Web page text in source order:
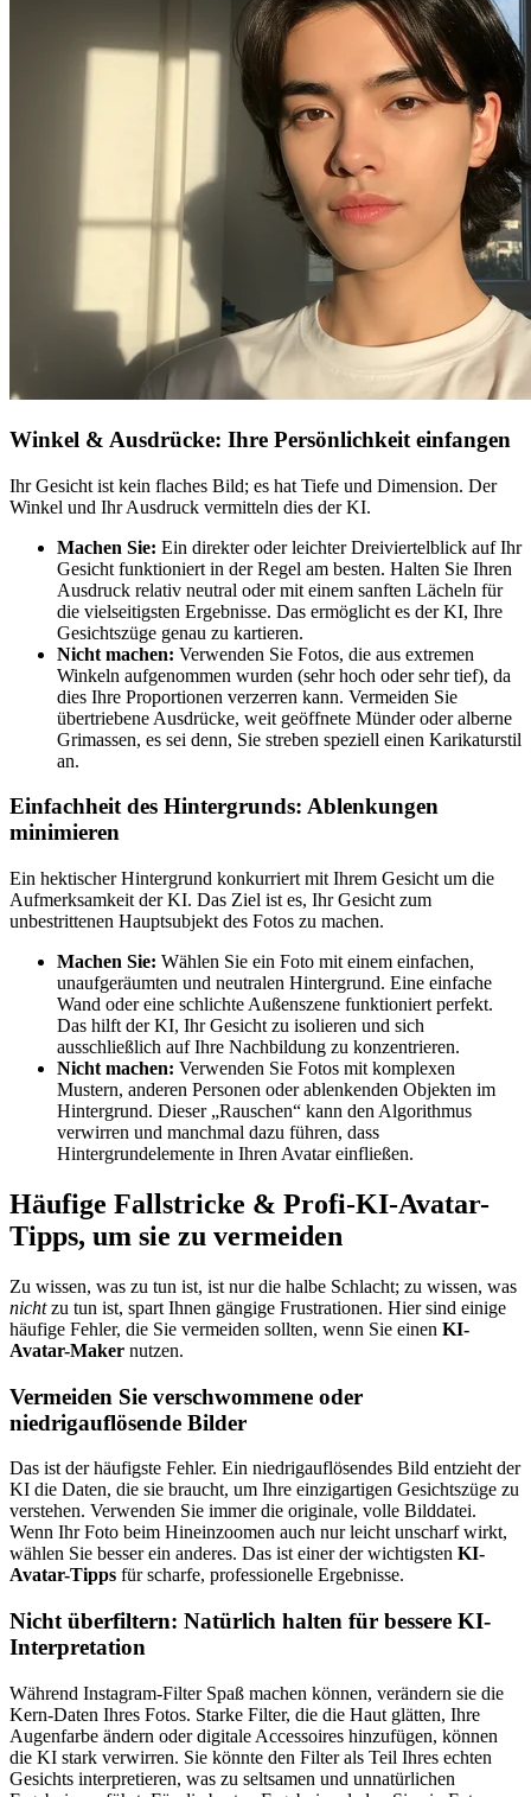
Winkel & Ausdrücke: Ihre Persönlichkeit einfangen
Ihr Gesicht ist kein flaches Bild; es hat Tiefe und Dimension. Der
Winkel und Ihr Ausdruck vermitteln dies der KI.
Machen Sie: Ein direkter oder leichter Dreiviertelblick auf Ihr
Gesicht funktioniert in der Regel am besten. Halten Sie Ihren
Ausdruck relativ neutral oder mit einem sanften Lächeln für
die vielseitigsten Ergebnisse. Das ermöglicht es der KI, Ihre
Gesichtszüge genau zu kartieren.
Nicht machen: Verwenden Sie Fotos, die aus extremen
Winkeln aufgenommen wurden (sehr hoch oder sehr tief), da
dies Ihre Proportionen verzerren kann. Vermeiden Sie
übertriebene Ausdrücke, weit geöffnete Münder oder alberne
Grimassen, es sei denn, Sie streben speziell einen Karikaturstil
an.
Einfachheit des Hintergrunds: Ablenkungen
minimieren
Ein hektischer Hintergrund konkurriert mit Ihrem Gesicht um die
Aufmerksamkeit der KI. Das Ziel ist es, Ihr Gesicht zum
unbestrittenen Hauptsubjekt des Fotos zu machen.
Machen Sie: Wählen Sie ein Foto mit einem einfachen,
unaufgeräumten und neutralen Hintergrund. Eine einfache
Wand oder eine schlichte Außenszene funktioniert perfekt.
Das hilft der KI, Ihr Gesicht zu isolieren und sich
ausschließlich auf Ihre Nachbildung zu konzentrieren.
Nicht machen: Verwenden Sie Fotos mit komplexen
Mustern, anderen Personen oder ablenkenden Objekten im
Hintergrund. Dieser „Rauschen“ kann den Algorithmus
verwirren und manchmal dazu führen, dass
Hintergrundelemente in Ihren Avatar einfließen.
Häufige Fallstricke & Profi-KI-Avatar-
Tipps, um sie zu vermeiden
Zu wissen, was zu tun ist, ist nur die halbe Schlacht; zu wissen, was
nichtzu tun ist, spart Ihnen gängige Frustrationen. Hier sind einige
häufige Fehler, die Sie vermeiden sollten, wenn Sie einen KI-
Avatar-Maker nutzen.
Vermeiden Sie verschwommene oder
niedrigauflösende Bilder
Das ist der häufigste Fehler. Ein niedrigauflösendes Bild entzieht der
KI die Daten, die sie braucht, um Ihre einzigartigen Gesichtszüge zu
verstehen. Verwenden Sie immer die originale, volle Bilddatei.
Wenn Ihr Foto beim Hineinzoomen auch nur leicht unscharf wirkt,
wählen Sie besser ein anderes. Das ist einer der wichtigsten KI-
Avatar-Tipps für scharfe, professionelle Ergebnisse.
Nicht überfiltern: Natürlich halten für bessere KI-
Interpretation
Während Instagram-Filter Spaß machen können, verändern sie die
Kern-Daten Ihres Fotos. Starke Filter, die die Haut glätten, Ihre
Augenfarbe ändern oder digitale Accessoires hinzufügen, können
die KI stark verwirren. Sie könnte den Filter als Teil Ihres echten
Gesichts interpretieren, was zu seltsamen und unnatürlichen